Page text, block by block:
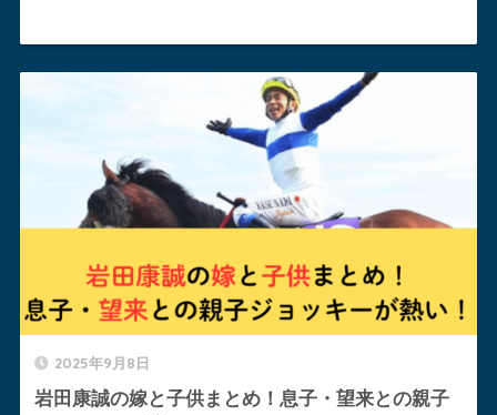
2025年9月8日
岩田康誠の嫁と子供まとめ！息子・望来との親子